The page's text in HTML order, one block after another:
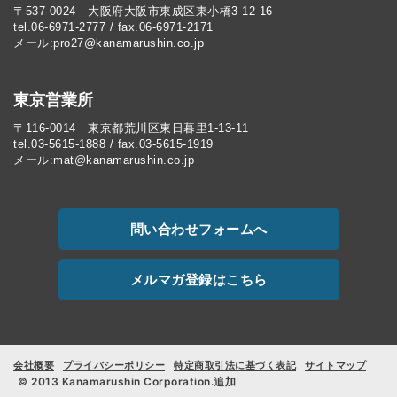
〒537-0024 大阪府大阪市東成区東小橋3-12-16
tel.06-6971-2777 / fax.06-6971-2171
メール:pro27@kanamarushin.co.jp​
東京営業所
〒116-0014 東京都荒川区東日暮里1-13-11
tel.03-5615-1888 / fax.03-5615-1919
メール:mat@kanamarushin.co.jp
問い合わせフォームへ
メルマガ登録はこちら
会社概要 プライバシーポリシー 特定商取引法に基づく表記 サイトマップ
© 2013 Kanamarushin Corporation.追加